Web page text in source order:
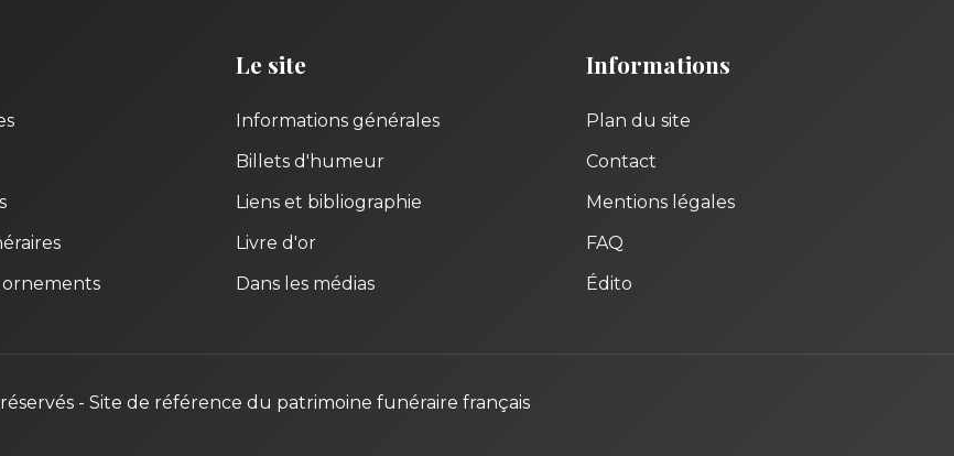
Le site
Informations générales
Billets d'humeur
Liens et bibliographie
Livre d'or
Dans les médias
Informations
Plan du site
Contact
Mentions légales
FAQ
Édito
- Site de référence du patrimoine funéraire français